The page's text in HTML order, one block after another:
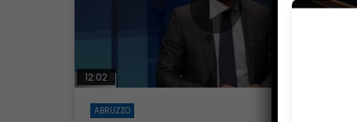
12:02
ABRUZZO